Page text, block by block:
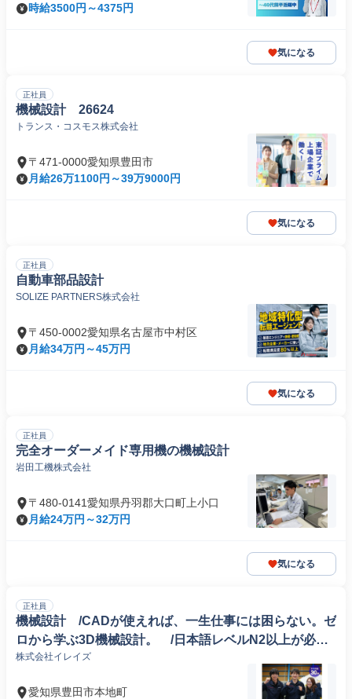
時給3500円～4375円
気になる
正社員
機械設計 26624
トランス・コスモス株式会社
〒471-0000愛知県豊田市
月給26万1100円～39万9000円
気になる
正社員
自動車部品設計
SOLIZE PARTNERS株式会社
〒450-0002愛知県名古屋市中村区
月給34万円～45万円
気になる
正社員
完全オーダーメイド専用機の機械設計
岩田工機株式会社
〒480-0141愛知県丹羽郡大口町上小口
月給24万円～32万円
気になる
正社員
機械設計 /CADが使えれば、一生仕事には困らない。ゼ
ロから学ぶ3D機械設計。 /日本語レベルN2以上が必要
です。
株式会社イレイズ
愛知県豊田市本地町